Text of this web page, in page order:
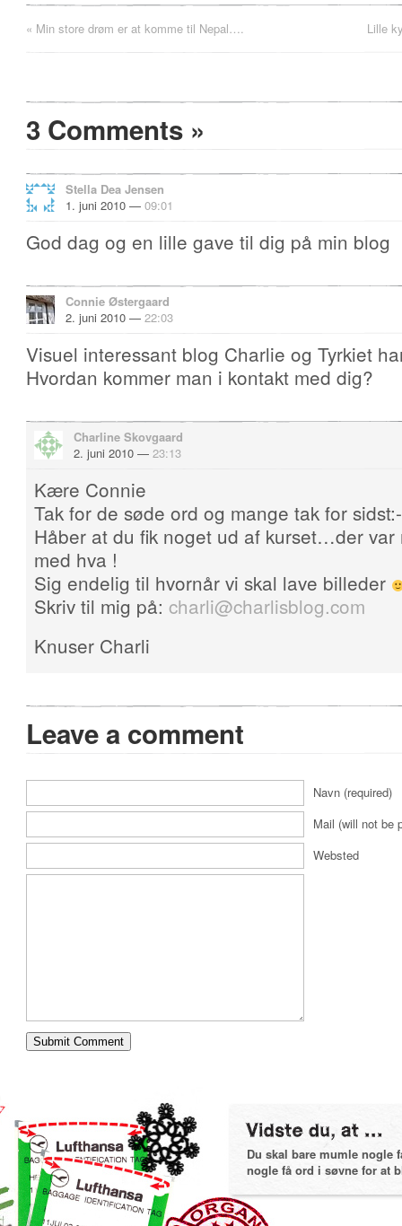
« Min store drøm er at komme til Nepal…. Lille
3 Comments »
Stella Dea Jensen
1. juni 2010 — 09:01
God dag og en lille gave til dig på min blog
Connie Østergaard
2. juni 2010 — 22:03
Visuel interessant blog Charlie og Tyrkiet
Hvordan kommer man i kontakt med dig?
Charline Skovgaard
2. juni 2010 — 23:13
Kære Connie
Tak for de søde ord og mange tak for
Håber at du fik noget ud af kurset…der
med hva !
Sig endelig til hvornår vi skal lave billeder
Skriv til mig på: charli@charlisblog.com
Knuser Charli
Leave a comment
Navn (required)
Mail (will not be
Websted
Du skal bare mumle nogle
nogle få ord i søvne for at